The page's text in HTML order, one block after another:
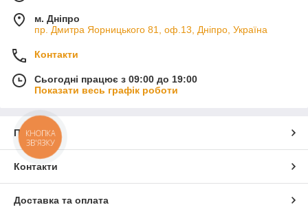
м. Дніпро
пр. Дмитра Яорницького 81, оф.13, Дніпро, Україна
Контакти
Сьогодні працює з 09:00 до 19:00
Показати весь графік роботи
Про нас
Контакти
Доставка та оплата
КНОПКА
ЗВ'ЯЗКУ